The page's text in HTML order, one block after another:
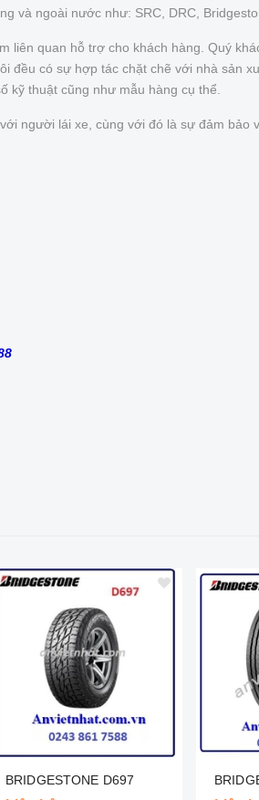
ngoài nước như: SRC, DRC,
liên quan hỗ trợ cho khách hàng. Quý
đều có sự hợp tác chặt chẽ với nhà sản
kỹ thuật cũng như mẫu hàng cụ thể.
người lái xe, cùng với đó là sự đảm bảo
BRIDGESTONE D697